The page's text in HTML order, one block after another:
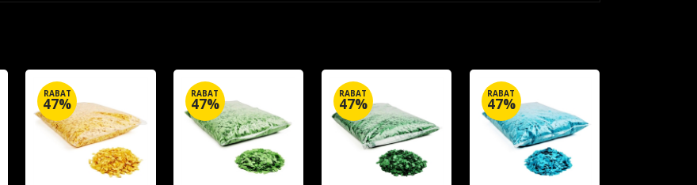
RABAT
47%
RABAT
47%
RABAT
47%
RABAT
47%